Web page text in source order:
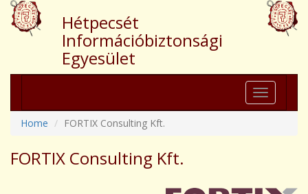
Hétpecsét
Információbiztonsági
Egyesület
Toggle
navigation
Home
FORTIX Consulting Kft.
FORTIX Consulting Kft.